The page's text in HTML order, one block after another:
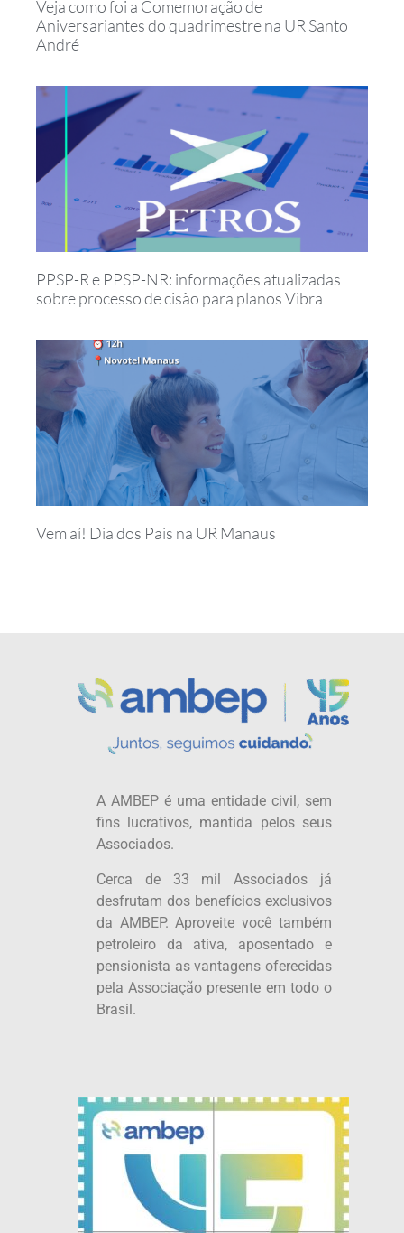
Veja como foi a Comemoração de
Aniversariantes do quadrimestre na UR Santo
André
PPSP-R e PPSP-NR: informações atualizadas
sobre processo de cisão para planos Vibra
Vem aí! Dia dos Pais na UR Manaus
A AMBEP é uma entidade civil, sem
fins lucrativos, mantida pelos seus
Associados.
Cerca de 33 mil Associados já
desfrutam dos benefícios exclusivos
da AMBEP. Aproveite você também
petroleiro da ativa, aposentado e
pensionista as vantagens oferecidas
pela Associação presente em todo o
Brasil.